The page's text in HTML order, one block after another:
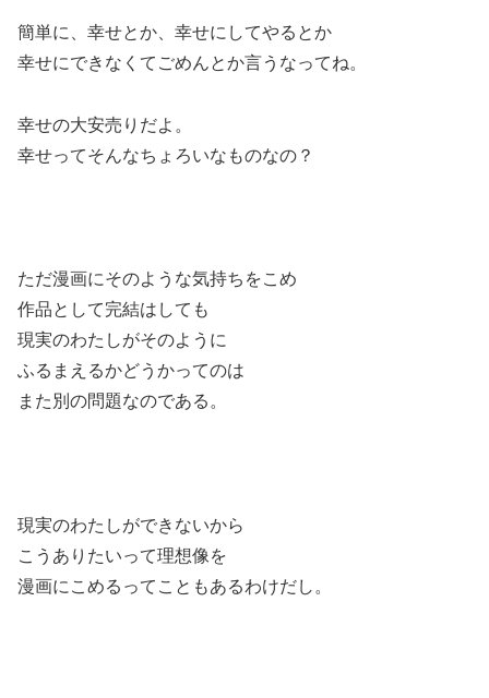
簡単に、幸せとか、幸せにしてやるとか
幸せにできなくてごめんとか言うなってね。
幸せの大安売りだよ。
幸せってそんなちょろいなものなの？
ただ漫画にそのような気持ちをこめ
作品として完結はしても
現実のわたしがそのように
ふるまえるかどうかってのは
また別の問題なのである。
現実のわたしができないから
こうありたいって理想像を
漫画にこめるってこともあるわけだし。